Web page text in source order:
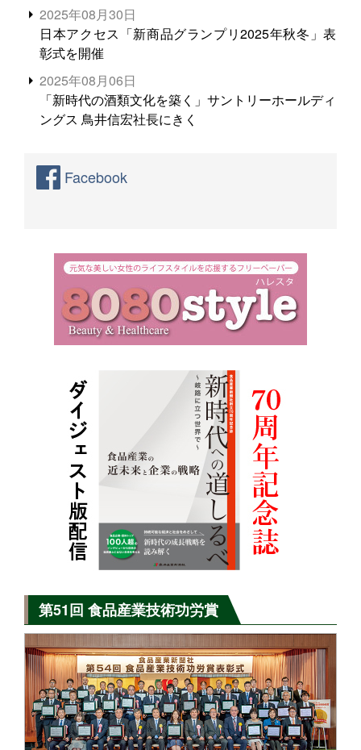
2025年08月30日
日本アクセス「新商品グランプリ2025年秋冬」表
彰式を開催
2025年08月06日
「新時代の酒類文化を築く」サントリーホールディ
ングス 鳥井信宏社長にきく
Facebook
第51回 食品産業技術功労賞